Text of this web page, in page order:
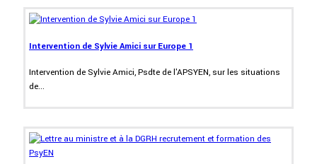
Intervention de Sylvie Amici sur Europe 1
Intervention de Sylvie Amici, Psdte de l'APSYEN, sur les situations
de...